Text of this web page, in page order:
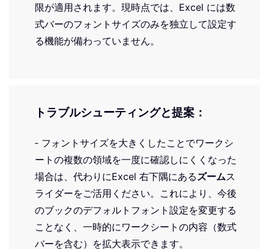
限が適用されます。現時点では、Excel には数
式バーのフォントサイズのみを独立して設定す
る機能が備わっていません。
トラブルシューティングと提案：
‐ フォントサイズを大きくしたことでワークシ
ートの複数の領域を一度に確認しにくくなった
場合は、代わりにExcel 右下隅にある ズームス
ライダーをご活用ください。これにより、今後
のブックのデフォルトフォント設定を変更する
ことなく、一時的にワークシートの内容（数式
バーを含む）を拡大表示できます。